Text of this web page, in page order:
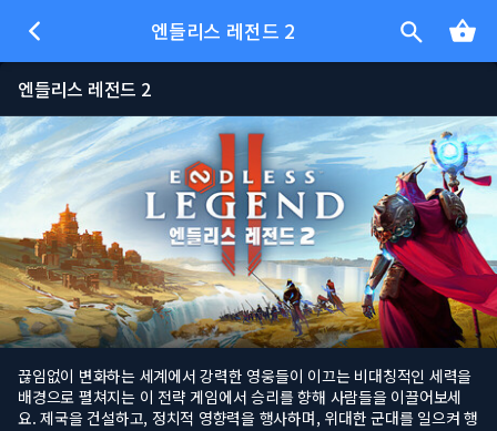
엔들리스 레전드 2
엔들리스 레전드 2
끊임없이 변화하는 세계에서 강력한 영웅들이 이끄는 비대칭적인 세력을
배경으로 펼쳐지는 이 전략 게임에서 승리를 향해 사람들을 이끌어보세
요. ​​제국을 건설하고, 정치적 영향력을 행사하며, 위대한 군대를 일으켜 행